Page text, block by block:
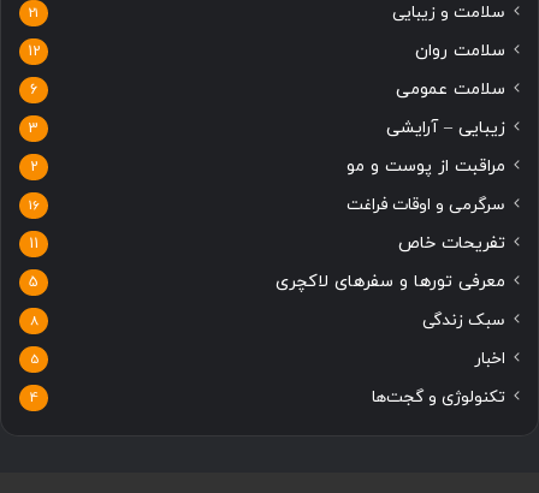
سلامت و زیبایی 21
سلامت روان 12
سلامت عمومی 6
زیبایی – آرایشی 3
مراقبت از پوست و مو 2
سرگرمی و اوقات فراغت 16
تفریحات خاص 11
معرفی تورها و سفرهای لاکچری 5
سبک زندگی 8
اخبار 5
تکنولوژی و گجت‌ها 4